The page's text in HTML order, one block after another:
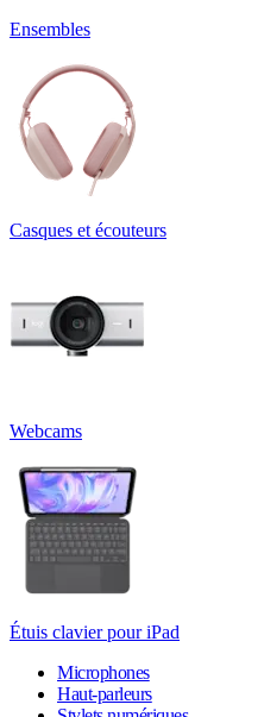
Ensembles
Casques et écouteurs
Webcams
Étuis clavier pour iPad
Microphones
Haut-parleurs